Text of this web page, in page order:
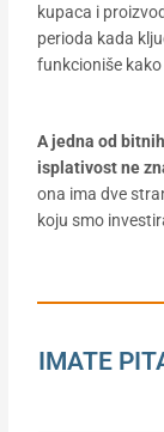
kupaca i
perioda kada
funkcioniše
A jedna od
isplativost ne
ona ima dve
koju smo
IMATE